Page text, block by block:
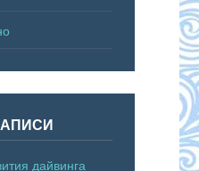
дайвинга